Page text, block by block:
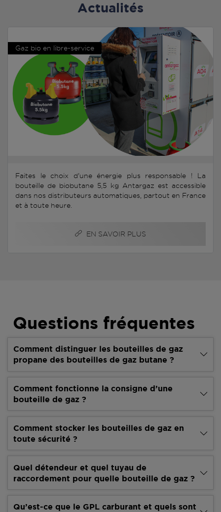
Actualités
Gaz bio en libre-service
Faites le choix d'une énergie plus responsable ! La
bouteille de biobutane 5,5 kg Antargaz est accessible
dans nos distributeurs automatiques, partout en France
et à toute heure.
EN SAVOIR PLUS
Questions fréquentes
Comment distinguer les bouteilles de gaz
propane des bouteilles de gaz butane ?
Comment fonctionne la consigne d’une
bouteille de gaz ?
Comment stocker les bouteilles de gaz en
toute sécurité ?
Quel détendeur et quel tuyau de
raccordement pour quelle bouteille de gaz ?
Qu’est-ce que le GPL carburant et quels sont